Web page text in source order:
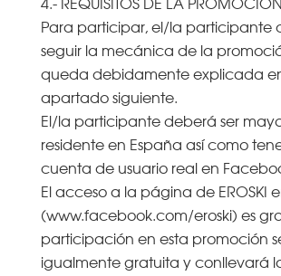
Para participar, el/la participante
seguir la mecánica de la
queda debidamente explicada
apartado siguiente.
El/la participante deberá ser
residente en España así como
cuenta de usuario real en
El acceso a la página de EROSKI
(www.facebook.com/eroski) es
participación en esta promoción
igualmente gratuita y conllevará